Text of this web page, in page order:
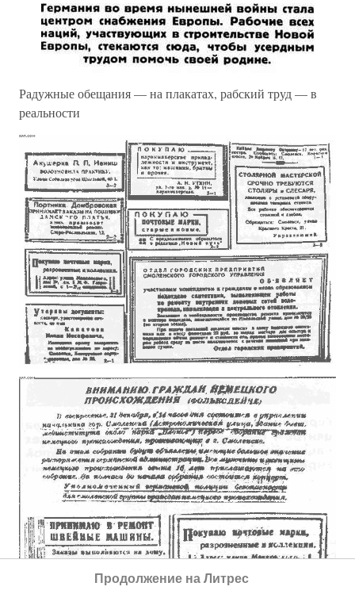
Радужные обещания — на плакатах, рабский труд — в
реальности
Продолжение на Литрес